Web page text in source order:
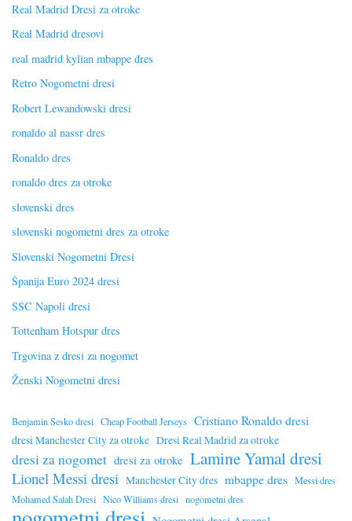
Real Madrid Dresi za otroke
Real Madrid dresovi
real madrid kylian mbappe dres
Retro Nogometni dresi
Robert Lewandowski dresi
ronaldo al nassr dres
Ronaldo dres
ronaldo dres za otroke
slovenski dres
slovenski nogometni dres za otroke
Slovenski Nogometni Dresi
Španija Euro 2024 dresi
SSC Napoli dresi
Tottenham Hotspur dres
Trgovina z dresi za nogomet
Ženski Nogometni dresi
Benjamin Sesko dresi Cheap Football Jerseys Cristiano Ronaldo dresi
dresi Manchester City za otroke Dresi Real Madrid za otroke
dresi za nogomet dresi za otroke Lamine Yamal dresi
Lionel Messi dresi Manchester City dres mbappe dres Messi dres
Mohamed Salah Dresi Nico Williams dresi nogometni dres